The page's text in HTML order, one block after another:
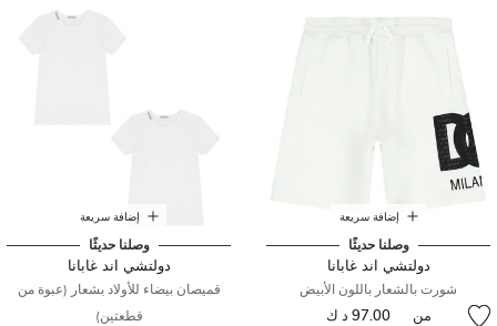
إضافة سريعة
وصلنا حديثًا
دولتشي اند غابانا
شورت بالشعار باللون الأبيض
من 97.00 د ك
إضافة سريعة
وصلنا حديثًا
دولتشي اند غابانا
قميصان بيضاء للأولاد بشعار (عبوة من
قطعتين)